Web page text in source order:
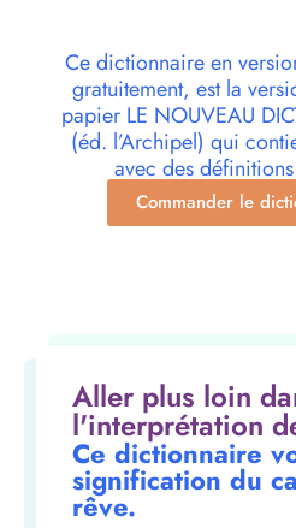
Ce dictionnaire en
gratuitement, est la
papier LE NOUVEAU
(éd. l’Archipel) qui
avec des
Commander le
Aller plus loin
l'interprétation
Ce dictionnaire
signification du
rêve.